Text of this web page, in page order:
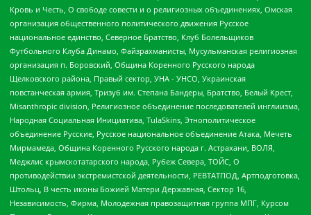
Кровь и Честь, О свободе совести и о религиозных объединениях, Омская
организация общественного политического движения Русское
национальное единство, Северное Братство, Клуб Болельщиков
Футбольного Клуба Динамо, Файзрахманисты, Мусульманская религиозная
организация п. Боровский, Община Коренного Русского народа
Щелковского района, Правый сектор, УНА - УНСО, Украинская
повстанческая армия, Тризуб им. Степана Бандеры, Братство, Белый Крест,
Misanthropic division, Религиозное объединение последователей инглиизма,
Народная Социальная Инициатива, TulaSkins, Этнополитическое
объединение Русские, Русское национальное объединение Атака, Мечеть
Мирмамеда, Община Коренного Русского народа г. Астрахани, ВОЛЯ,
Меджлис крымскотатарского народа, Рубеж Севера, ТОЙС, О
противодействии экстремистской деятельности, РЕВТАТПОД, Артподготовка,
Штольц, В честь иконы Божией Матери Державная, Сектор 16,
Независимость, Фирма, Молодежная правозащитная группа МПГ, Курсом